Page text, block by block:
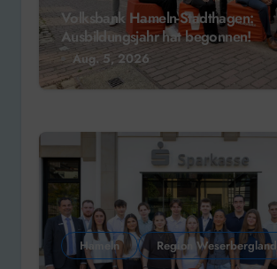
Volksbank Hameln-Stadthagen:
Ausbildungsjahr hat begonnen!
Aug. 5, 2026
Hameln Region Weserbergland